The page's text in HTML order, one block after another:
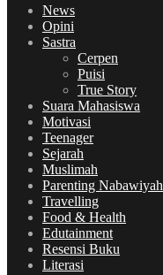
News
Opini
Sastra
Cerpen
Puisi
True Story
Suara Mahasiswa
Motivasi
Teenager
Sejarah
Muslimah
Parenting Nabawiyah
Travelling
Food & Health
Edutainment
Resensi Buku
Literasi